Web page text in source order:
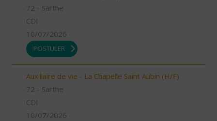
72 - Sarthe
CDI
10/07/2026
POSTULER
Auxiliaire de vie - La Chapelle Saint Aubin (H/F)
72 - Sarthe
CDI
10/07/2026